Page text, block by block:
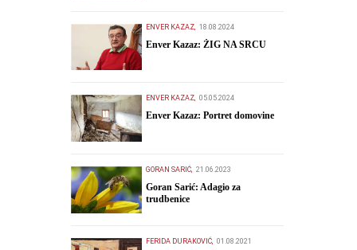
ENVER KAZAZ, 18.08.2024
Enver Kazaz: ŽIG NA SRCU
ENVER KAZAZ, 05.05.2024
Enver Kazaz: Portret domovine
GORAN SARIĆ, 21.06.2023
Goran Sarić: Adagio za
trudbenice
FERIDA DURAKOVIĆ, 01.08.2021